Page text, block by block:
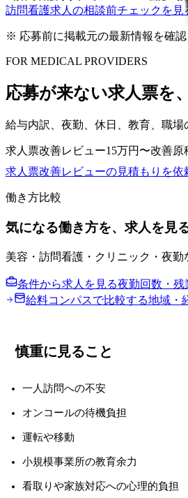
訪問看護求人の相談前チェックを見
※ 応募前に掲載元の最新情報を確
FOR MEDICAL PROVIDERS
応募が来ない求人票を
給与内訳、夜勤、休日、教育、職場
求人票改善レビュー15万円〜改善原
求人票改善レビューの見積もりを依
働き方比較
気になる働き方を、求人を見
美容・訪問看護・クリニック・夜
条件から求人を見る夜勤回数・残
給料コンパスで比較する地域・
慎重に見ること
一人訪問への不安
オンコールの待機負担
運転や移動
小規模事業所の教育余力
看取りや家族対応への心理的負担